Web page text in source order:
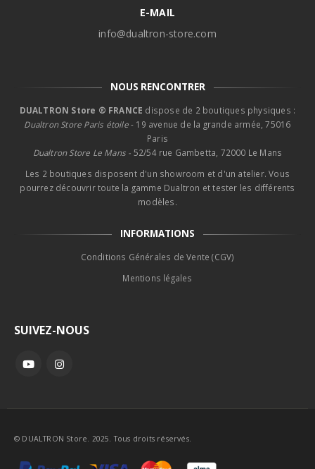
E-MAIL
info@dualtron-store.com
NOUS RENCONTRER
DUALTRON Store ® FRANCE dispose de 2 boutiques physiques :
Dualtron Store Paris étoile- 19 avenue de la grande armée, 75016
Paris
Dualtron Store Le Mans - 52/54 rue Gambetta, 72000 Le Mans
Les 2 boutiques disposent d'un showroom et d'un atelier. Vous
pourrez découvrir toute la gamme Dualtron et tester les différents
modèles.
INFORMATIONS
Conditions Générales de Vente (CGV)
Mentions légales
SUIVEZ-NOUS
© DUALTRON Store. 2025. Tous droits réservés.